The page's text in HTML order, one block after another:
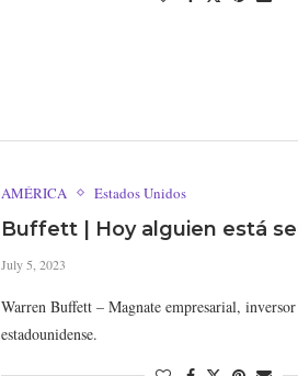
AMÉRICA Estados Unidos
Buffett | Hoy alguien está
July 5, 2023
Warren Buffett – Magnate empresarial,
estadounidense.